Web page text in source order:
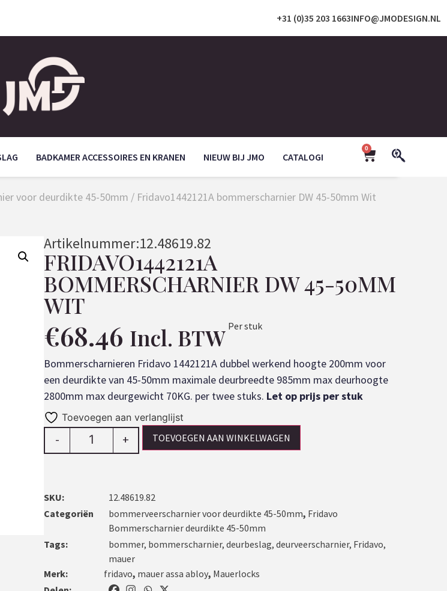
INFO@JMODESIGN.NL
+31 (0)35 203 1663
BADKAMER ACCESSOIRES EN KRANEN NIEUW BIJ JMO CATALOGI
0
voor deurdikte 45-50mm / Fridavo1442121A bommerscharnier DW 45-50mm Wit
Artikelnummer:12.48619.82
FRIDAVO1442121A
BOMMERSCHARNIER DW 45-50MM
WIT
€68.46 Incl. BTW Per stuk
Bommerscharnieren Fridavo 1442121A dubbel werkend hoogte 200mm voor
een deurdikte van 45-50mm maximale deurbreedte 985mm max deurhoogte
2800mm max deurgewicht 70KG. per twee stuks. Let op prijs per stuk
Toevoegen aan verlanglijst
- + TOEVOEGEN AAN WINKELWAGEN
SKU:
12.48619.82
Categoriën
bommerveerscharnier voor deurdikte 45-50mm, Fridavo
Bommerscharnier deurdikte 45-50mm
Tags:
bommer, bommerscharnier, deurbeslag, deurveerscharnier, Fridavo,
mauer
Merk:
fridavo, mauer assa abloy, Mauerlocks